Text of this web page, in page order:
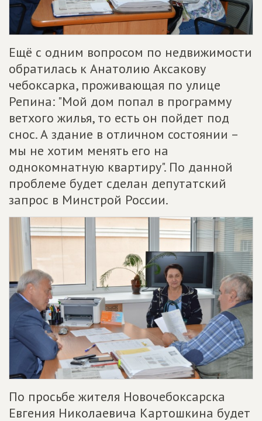
Ещё с одним вопросом по недвижимости
обратилась к Анатолию Аксакову
чебоксарка, проживающая по улице
Репина: "Мой дом попал в программу
ветхого жилья, то есть он пойдет под
снос. А здание в отличном состоянии –
мы не хотим менять его на
однокомнатную квартиру". По данной
проблеме будет сделан депутатский
запрос в Минстрой России.
По просьбе жителя Новочебоксарска
Евгения Николаевича Картошкина будет